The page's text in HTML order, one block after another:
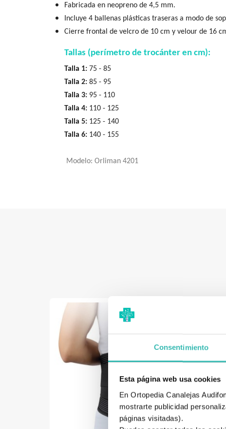
Consentimiento
Esta página web usa cookies
En Ortopedia Canalejas
mostrarte publicidad
páginas visitadas).
Fabricada en neopreno de 4,5 mm.
Incluye 4 ballenas plásticas traseras a modo de
Cierre frontal de velcro de 10 cm y velour de 16
Tallas (perímetro de trocánter en cm):
Talla 1: 75 - 85
Talla 2: 85 - 95
Talla 3: 95 - 110
Talla 4: 110 - 125
Talla 5: 125 - 140
Talla 6: 140 - 155
Modelo: Orliman 4201